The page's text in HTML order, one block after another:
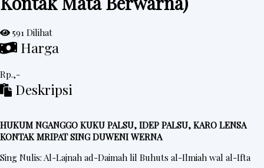
R
n
g
k
e
591 Dilihat
Harga
Rp.,-
Deskripsi
HUKUM NGANGGO KUKU PALSU, IDEP PALSU, KARO LENSA
KONTAK MRIPAT SING DUWENI WERNA
Sing Nulis: Al-Lajnah ad-Daimah lil Buhuts al-Ilmiah wal al-Ifta